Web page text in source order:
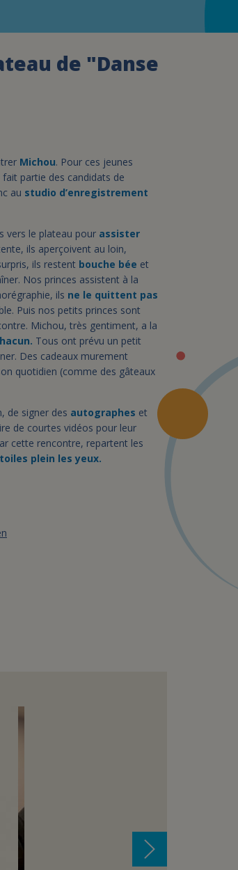
de "Danse
Michou. Pour ces jeunes
fait partie des candidats de
au studio d’enregistrement
vers le plateau pour assister
ils aperçoivent au loin,
ils restent bouche bée et
Nos princes assistent à la
ils ne le quittent pas
Puis nos petits princes sont
Michou, très gentiment, a la
Tous ont prévu un petit
Des cadeaux murement
quotidien (comme des gâteaux
de signer des autographes et
de courtes vidéos pour leur
cette rencontre, repartent les
plein les yeux.